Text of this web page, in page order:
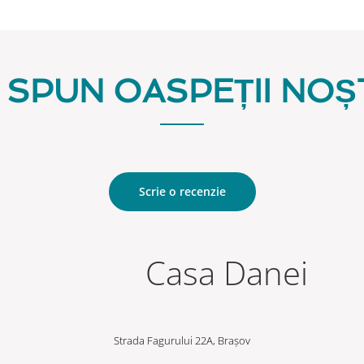
SPUN OASPEȚII
Scrie o recenzie
Casa Danei
Strada Fagurului 22A, Brașov